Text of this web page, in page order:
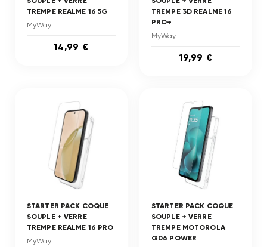
TREMPE REALME 16 5G
MyWay
14,99 €
TREMPE 3D REALME 16
PRO+
MyWay
19,99 €
STARTER PACK COQUE
SOUPLE + VERRE
TREMPE REALME 16 PRO
MyWay
STARTER PACK COQUE
SOUPLE + VERRE
TREMPE MOTOROLA
G06 POWER